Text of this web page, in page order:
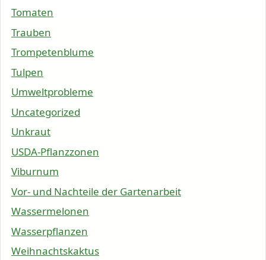
Tomaten
Trauben
Trompetenblume
Tulpen
Umweltprobleme
Uncategorized
Unkraut
USDA-Pflanzzonen
Viburnum
Vor- und Nachteile der Gartenarbeit
Wassermelonen
Wasserpflanzen
Weihnachtskaktus